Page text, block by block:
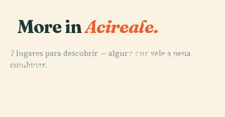
More inAcireale.
7 lugares para descobrir — alguns que vale a pena
combinar.
PLACE
Catedral de
Biblioteca e
PLACE
PLACE